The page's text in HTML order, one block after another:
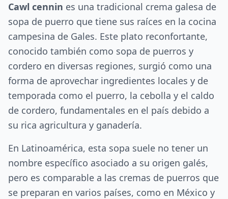
Cawl cennin es una tradicional crema galesa de
sopa de puerro que tiene sus raíces en la cocina
campesina de Gales. Este plato reconfortante,
conocido también como sopa de puerros y
cordero en diversas regiones, surgió como una
forma de aprovechar ingredientes locales y de
temporada como el puerro, la cebolla y el caldo
de cordero, fundamentales en el país debido a
su rica agricultura y ganadería.
En Latinoamérica, esta sopa suele no tener un
nombre específico asociado a su origen galés,
pero es comparable a las cremas de puerros que
se preparan en varios países, como en México y